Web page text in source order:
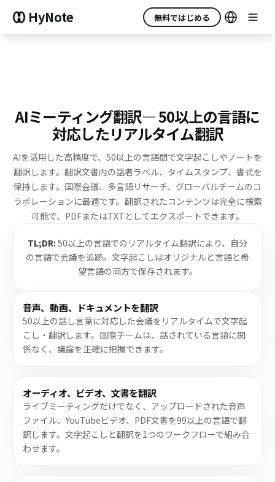
HyNote 無料ではじめる
AIミーティング翻訳— 50以上の言語に
対応したリアルタイム翻訳
AIを活用した高精度で、50以上の言語間で文字起こしやノートを
翻訳します。 翻訳文書内の話者ラベル、タイムスタンプ、書式を
保持します。 国際会議、多言語リサーチ、グローバルチームのコ
ラボレーションに最適です。 翻訳されたコンテンツは完全に検索
可能で、PDFまたはTXTとしてエクスポートできます。
TL;DR: 50以上の言語でのリアルタイム翻訳により、自分
の言語で会議を追跡。文字起こしはオリジナルと言語と希
望言語の両方で保存されます。
音声、動画、ドキュメントを翻訳
50以上の話し言葉に対応した会議をリアルタイムで文字起
こし・翻訳します。国際チームは、話されている言語に関
係なく、議論を正確に把握できます。
オーディオ、ビデオ、文書を翻訳
ライブミーティングだけでなく、アップロードされた音声
ファイル、YouTubeビデオ、PDF文書を99以上の言語で翻
訳します。文字起こしと翻訳を1つのワークフローで組み合
わせます。